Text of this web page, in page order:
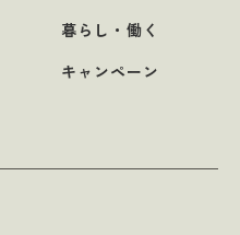
暮らし・働く
キャンペーン